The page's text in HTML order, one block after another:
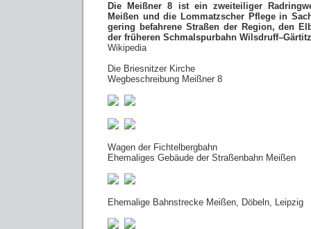
Die Meißner 8 ist ein zweiteiliger
Meißen und die Lommatzscher Pflege in
gering befahrene Straßen der Region, den
der früheren Schmalspurbahn
Wikipedia
Die Briesnitzer Kirche
Wegbeschreibung Meißner 8
Wagen der Fichtelbergbahn
Ehemaliges Gebäude der Straßenbahn Meißen
Ehemalige Bahnstrecke Meißen, Döbeln, Leipzig